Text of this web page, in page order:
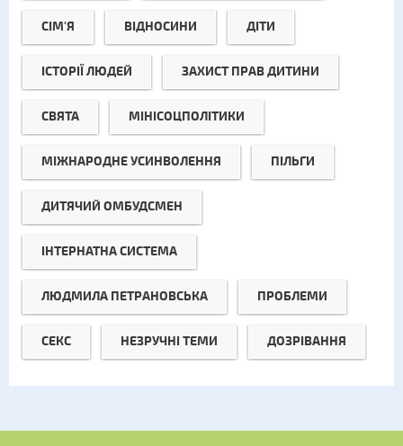
СІМ'Я ВІДНОСИНИ ДІТИ
ІСТОРІЇ ЛЮДЕЙ ЗАХИСТ ПРАВ ДИТИНИ
СВЯТА МІНІСОЦПОЛІТИКИ
МІЖНАРОДНЕ УСИНВОЛЕННЯ ПІЛЬГИ
ДИТЯЧИЙ ОМБУДСМЕН
ІНТЕРНАТНА СИСТЕМА
ЛЮДМИЛА ПЕТРАНОВСЬКА ПРОБЛЕМИ
СЕКС НЕЗРУЧНІ ТЕМИ ДОЗРІВАННЯ